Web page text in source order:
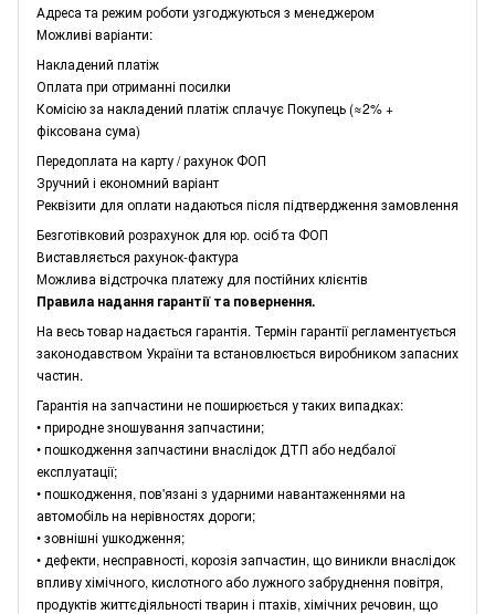
Адреса та режим роботи узгоджуються з менеджером
Можливі варіанти:
Накладений платіж
Оплата при отриманні посилки
Комісію за накладений платіж сплачує Покупець (≈2% +
фіксована сума)
Передоплата на карту / рахунок ФОП
Зручний і економний варіант
Реквізити для оплати надаються після підтвердження замовлення
Безготівковий розрахунок для юр. осіб та ФОП
Виставляється рахунок-фактура
Можлива відстрочка платежу для постійних клієнтів
Правила надання гарантії та повернення.
На весь товар надається гарантія. Термін гарантії регламентується
законодавством України та встановлюється виробником запасних
частин.
Гарантія на запчастини не поширюється у таких випадках:
• природне зношування запчастини;
• пошкодження запчастини внаслідок ДТП або недбалої
експлуатації;
• пошкодження, пов'язані з ударними навантаженнями на
автомобіль на нерівностях дороги;
• зовнішні ушкодження;
• дефекти, несправності, корозія запчастин, що виникли внаслідок
впливу хімічного, кислотного або лужного забруднення повітря,
продуктів життєдіяльності тварин і птахів, хімічних речовин, що